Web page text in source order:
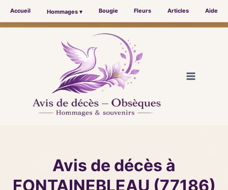
Accueil Hommages ▾ Bougie Fleurs Articles Aide
Avis de décès à
FONTAINEBLEAU (77186)